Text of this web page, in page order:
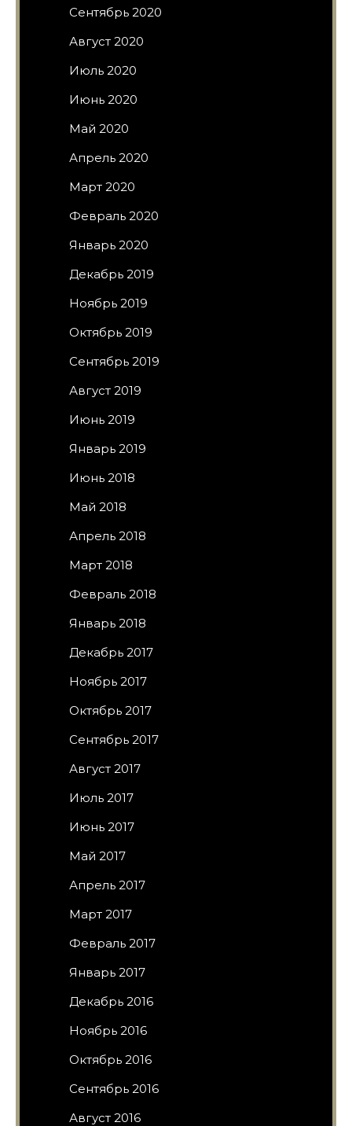
Сентябрь 2020
Август 2020
Июль 2020
Июнь 2020
Май 2020
Апрель 2020
Март 2020
Февраль 2020
Январь 2020
Декабрь 2019
Ноябрь 2019
Октябрь 2019
Сентябрь 2019
Август 2019
Июнь 2019
Январь 2019
Июнь 2018
Май 2018
Апрель 2018
Март 2018
Февраль 2018
Январь 2018
Декабрь 2017
Ноябрь 2017
Октябрь 2017
Сентябрь 2017
Август 2017
Июль 2017
Июнь 2017
Май 2017
Апрель 2017
Март 2017
Февраль 2017
Январь 2017
Декабрь 2016
Ноябрь 2016
Октябрь 2016
Сентябрь 2016
Август 2016